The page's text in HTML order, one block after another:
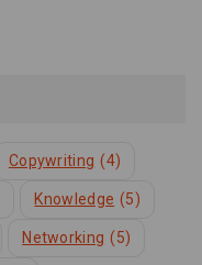
Copywriting (4)
Knowledge (5)
Networking (5)